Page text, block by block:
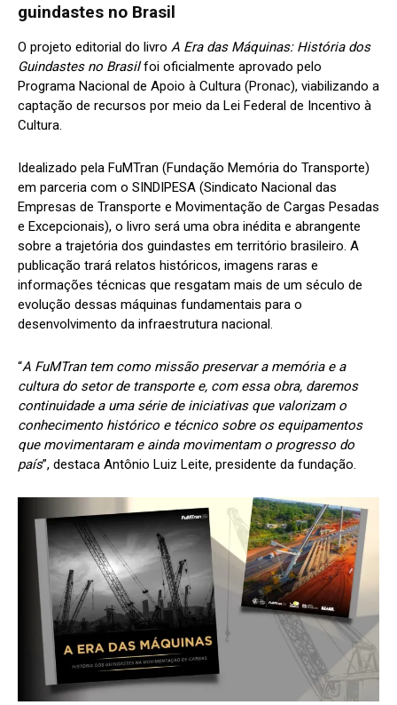
guindastes no Brasil
O projeto editorial do livro A Era das Máquinas: História dos
Guindastes no Brasilfoi oficialmente aprovado pelo
Programa Nacional de Apoio à Cultura (Pronac), viabilizando a
captação de recursos por meio da Lei Federal de Incentivo à
Cultura.
Idealizado pela FuMTran (Fundação Memória do Transporte)
em parceria com o SINDIPESA (Sindicato Nacional das
Empresas de Transporte e Movimentação de Cargas Pesadas
e Excepcionais), o livro será uma obra inédita e abrangente
sobre a trajetória dos guindastes em território brasileiro. A
publicação trará relatos históricos, imagens raras e
informações técnicas que resgatam mais de um século de
evolução dessas máquinas fundamentais para o
desenvolvimento da infraestrutura nacional.
“A FuMTran tem como missão preservar a memória e a
cultura do setor de transporte e, com essa obra, daremos
continuidade a uma série de iniciativas que valorizam o
conhecimento histórico e técnico sobre os equipamentos
que movimentaram e ainda movimentam o progresso do
país”, destaca Antônio Luiz Leite, presidente da fundação.